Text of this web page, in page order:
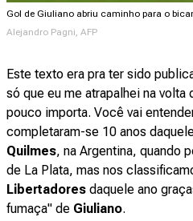
Gol de Giuliano abriu caminho para o
Alejandro Pagni, AFP
Este texto era pra ter sido
só que eu me atrapalhei na
pouco importa. Você vai
completaram-se 10 anos
Quilmes, na Argentina, quando
de La Plata, mas nos
Libertadores daquele ano
fumaça" de Giuliano.